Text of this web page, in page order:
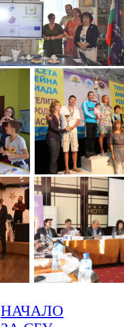
НАЧАЛО